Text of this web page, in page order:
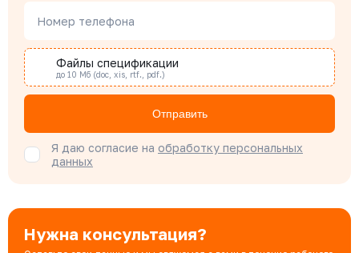
Наталья Гомонова
Бондарюк Евгения
Специалист отдела продаж
Номер телефона
Файлы спецификации
до 10 Мб (doc, xis, rtf., pdf.)
Отправить
Я даю согласие на обработку персональных
данных
Нужна консультация?